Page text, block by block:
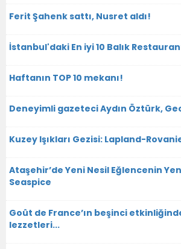
Ferit Şahenk sattı, Nusret aldı!
İstanbul'daki En iyi 10 Balık
Haftanın TOP 10 mekanı!
Deneyimli gazeteci Aydın Öztürk,
Kuzey Işıkları Gezisi: Lapland-
Ataşehir’de Yeni Nesil Eğlencenin
Seaspice
Goût de France’ın beşinci
lezzetleri...